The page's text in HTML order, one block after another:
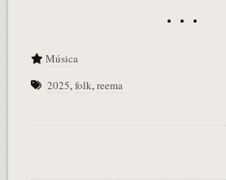
Música
2025,folk,reema